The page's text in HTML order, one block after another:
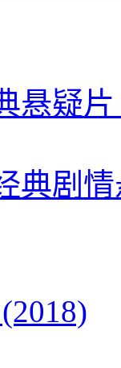
悬疑
典剧